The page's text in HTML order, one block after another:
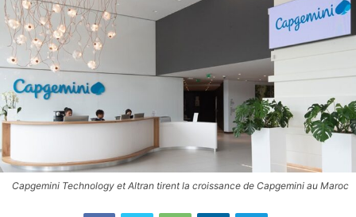
Capgemini Technology et Altran tirent la croissance de Capgemini au Maroc